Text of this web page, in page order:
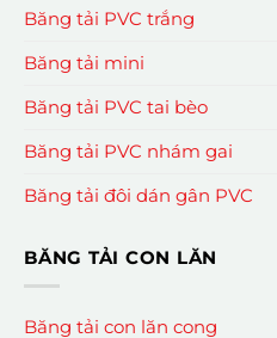
Băng tải PVC trắng
Băng tải mini
Băng tải PVC tai bèo
Băng tải PVC nhám gai
Băng tải đôi dán gân PVC
BĂNG TẢI CON LĂN
Băng tải con lăn cong